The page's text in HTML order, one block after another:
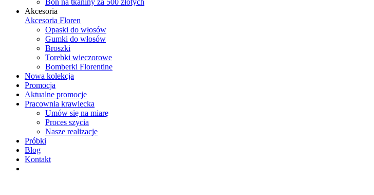
Bon na tkaniny za 500 złotych
Akcesoria
Akcesoria Floren
Opaski do włosów
Gumki do włosów
Broszki
Torebki wieczorowe
Bomberki Florentine
Nowa kolekcja
Promocja
Aktualne promocje
Pracownia krawiecka
Umów się na miarę
Proces szycia
Nasze realizacje
Próbki
Blog
Kontakt